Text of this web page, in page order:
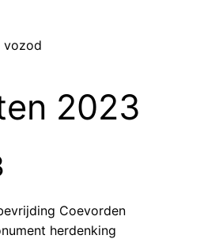
vozod
2023
Coevorden
herdenking